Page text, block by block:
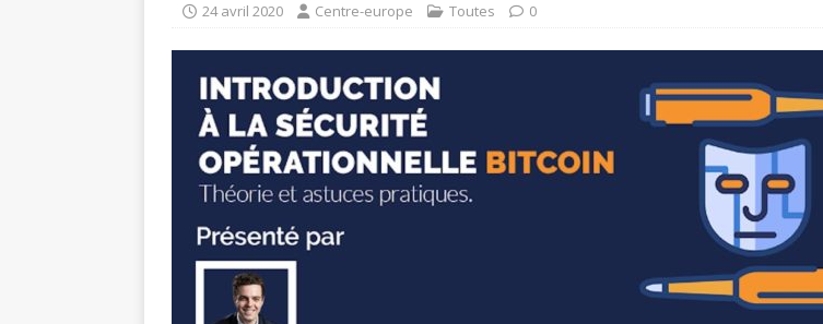
24 avril 2020 Centre-europe Toutes 0